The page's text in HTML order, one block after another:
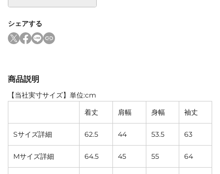
シェアする
商品説明
【当社実寸サイズ】単位:cm
着丈
肩幅 身幅 袖丈
Sサイズ詳細 62.5 44 53.5 63
Mサイズ詳細 64.5 45 55 64